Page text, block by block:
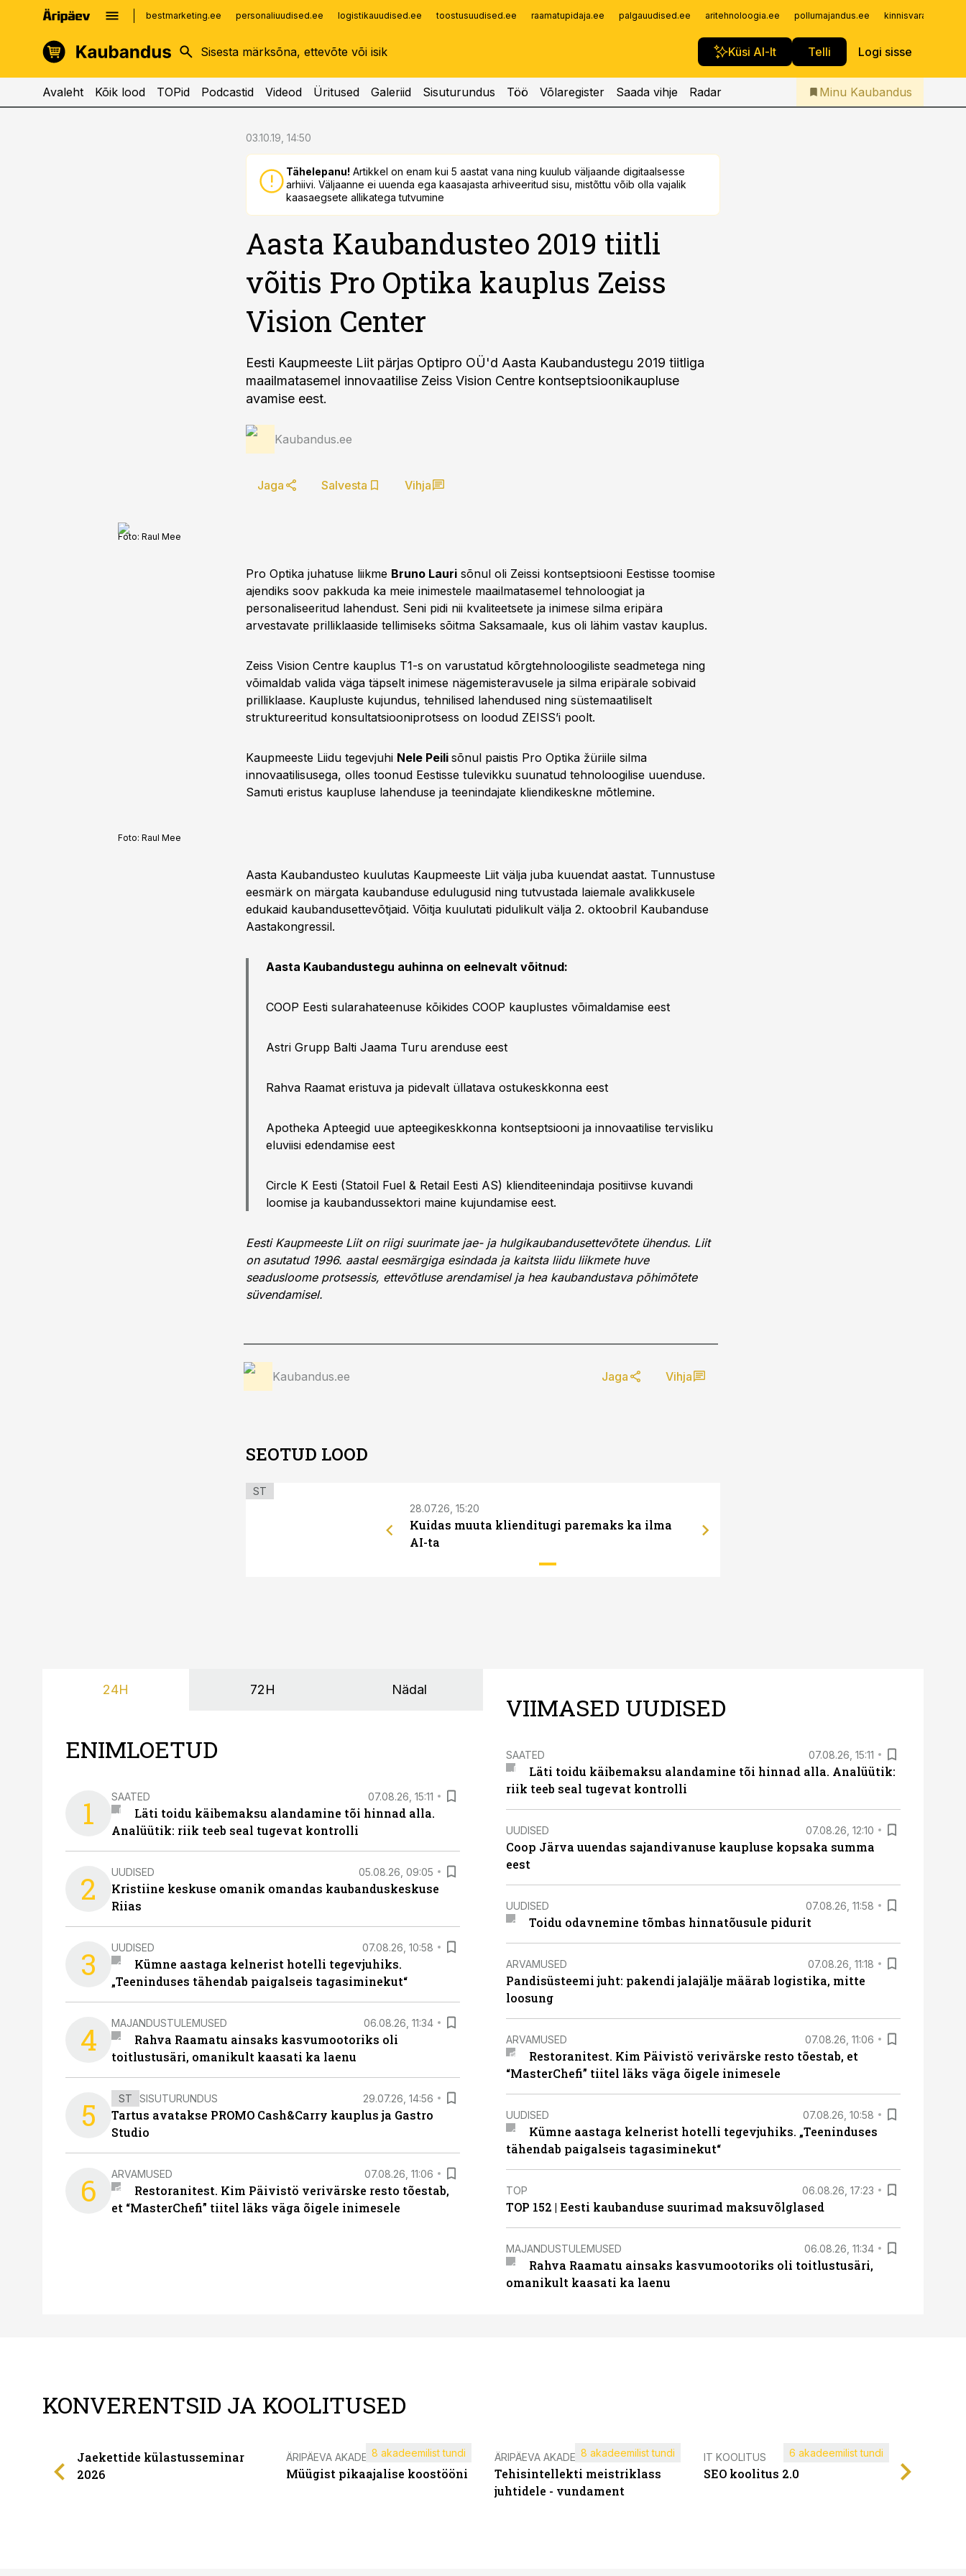
bestmarketing.ee personaliuudised.ee logistikauudised.ee toostusuudised.ee raamatupidaja.ee palgauudised.ee aritehnoloogia.ee pollumajandus.ee
Küsi AI-lt Telli Logi sisse
kinnisvarauudised.ee
logistikauudised.ee
imelineajalugu.ee
Infopank
Iseteenindus
Telli Kaubandus
Avaleht Kõik lood TOPid Podcastid Videod Üritused Galeriid Sisuturundus Töö Võlaregister Saada vihje Radar Minu Kaubandus
03.10.19, 14:50
Tähelepanu! Artikkel on enam kui 5 aastat vana ning kuulub väljaande digitaalsesse
arhiivi. Väljaanne ei uuenda ega kaasajasta arhiveeritud sisu, mistõttu võib olla vajalik
kaasaegsete allikatega tutvumine
Aasta Kaubandusteo 2019 tiitli
võitis Pro Optika kauplus Zeiss
Vision Center
Eesti Kaupmeeste Liit pärjas Optipro OÜ'd Aasta Kaubandustegu 2019 tiitliga
maailmatasemel innovaatilise Zeiss Vision Centre kontseptsioonikaupluse
avamise eest.
Kaubandus.ee
Jaga Salvesta Vihja
Foto: Raul Mee
Pro Optika juhatuse liikme Bruno Lauri sõnul oli Zeissi kontseptsiooni Eestisse toomise
ajendiks soov pakkuda ka meie inimestele maailmatasemel tehnoloogiat ja
personaliseeritud lahendust. Seni pidi nii kvaliteetsete ja inimese silma eripära
arvestavate prilliklaaside tellimiseks sõitma Saksamaale, kus oli lähim vastav kauplus.
Zeiss Vision Centre kauplus T1-s on varustatud kõrgtehnoloogiliste seadmetega ning
võimaldab valida väga täpselt inimese nägemisteravusele ja silma eripärale sobivaid
prilliklaase. Kaupluste kujundus, tehnilised lahendused ning süstemaatiliselt
struktureeritud konsultatsiooniprotsess on loodud ZEISS’i poolt.
Kaupmeeste Liidu tegevjuhi Nele Peili sõnul paistis Pro Optika žüriile silma
innovaatilisusega, olles toonud Eestisse tulevikku suunatud tehnoloogilise uuenduse.
Samuti eristus kaupluse lahenduse ja teenindajate kliendikeskne mõtlemine.
Foto: Raul Mee
Aasta Kaubandusteo kuulutas Kaupmeeste Liit välja juba kuuendat aastat. Tunnustuse
eesmärk on märgata kaubanduse edulugusid ning tutvustada laiemale avalikkusele
edukaid kaubandusettevõtjaid. Võitja kuulutati pidulikult välja 2. oktoobril Kaubanduse
Aastakongressil.
Aasta Kaubandustegu auhinna on eelnevalt võitnud:
COOP Eesti sularahateenuse kõikides COOP kauplustes võimaldamise eest
Astri Grupp Balti Jaama Turu arenduse eest
Rahva Raamat eristuva ja pidevalt üllatava ostukeskkonna eest
Apotheka Apteegid uue apteegikeskkonna kontseptsiooni ja innovaatilise tervisliku
eluviisi edendamise eest
Circle K Eesti (Statoil Fuel & Retail Eesti AS) klienditeenindaja positiivse kuvandi
loomise ja kaubandussektori maine kujundamise eest.
Eesti Kaupmeeste Liit on riigi suurimate jae- ja hulgikaubandusettevõtete ühendus. Liit
on asutatud 1996. aastal eesmärgiga esindada ja kaitsta liidu liikmete huve
seadusloome protsessis, ettevõtluse arendamisel ja hea kaubandustava põhimõtete
süvendamisel.
Kaubandus.ee Jaga Vihja
SEOTUD LOOD
ST
28.07.26, 15:20
Kuidas muuta klienditugi paremaks ka ilma
AI-ta
24H 72H Nädal
ENIMLOETUD
1 SAATED 07.08.26, 15:11
Läti toidu käibemaksu alandamine tõi hinnad alla.
Analüütik: riik teeb seal tugevat kontrolli
2 UUDISED 05.08.26, 09:05
Kristiine keskuse omanik omandas kaubanduskeskuse
Riias
3 UUDISED 07.08.26, 10:58
Kümne aastaga kelnerist hotelli tegevjuhiks.
„Teeninduses tähendab paigalseis tagasiminekut“
4 MAJANDUSTULEMUSED 06.08.26, 11:34
Rahva Raamatu ainsaks kasvumootoriks oli
toitlustusäri, omanikult kaasati ka laenu
5 ST SISUTURUNDUS 29.07.26, 14:56
Tartus avatakse PROMO Cash&Carry kauplus ja Gastro
Studio
6 ARVAMUSED 07.08.26, 11:06
Restoranitest. Kim Päivistö verivärske resto tõestab,
et “MasterChefi” tiitel läks väga õigele inimesele
VIIMASED UUDISED
SAATED 07.08.26, 15:11
Läti toidu käibemaksu alandamine tõi hinnad alla. Analüütik:
riik teeb seal tugevat kontrolli
UUDISED 07.08.26, 12:10
Coop Järva uuendas sajandivanuse kaupluse kopsaka summa
eest
UUDISED 07.08.26, 11:58
Toidu odavnemine tõmbas hinnatõusule pidurit
ARVAMUSED 07.08.26, 11:18
Pandisüsteemi juht: pakendi jalajälje määrab logistika, mitte
loosung
ARVAMUSED 07.08.26, 11:06
Restoranitest. Kim Päivistö verivärske resto tõestab, et
“MasterChefi” tiitel läks väga õigele inimesele
UUDISED 07.08.26, 10:58
Kümne aastaga kelnerist hotelli tegevjuhiks. „Teeninduses
tähendab paigalseis tagasiminekut“
TOP 06.08.26, 17:23
TOP 152 | Eesti kaubanduse suurimad maksuvõlglased
MAJANDUSTULEMUSED 06.08.26, 11:34
Rahva Raamatu ainsaks kasvumootoriks oli toitlustusäri,
omanikult kaasati ka laenu
KONVERENTSID JA KOOLITUSED
Jaekettide külastusseminar
2026
ÄRIPÄEVA AKADEEMIA
Müügist pikaajalise koostööni
8 akadeemilist tundi ÄRIPÄEVA AKADEEMIA
Tehisintellekti meistriklass
juhtidele - vundament
8 akadeemilist tundi IT KOOLITUS
SEO koolitus 2.0
6 akadeemilist tundi